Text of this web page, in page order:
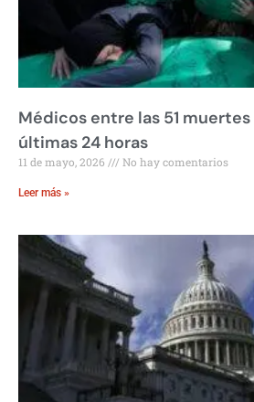
Médicos entre las 51
últimas 24 horas
11 de mayo, 2026 No hay comentarios
Leer más »